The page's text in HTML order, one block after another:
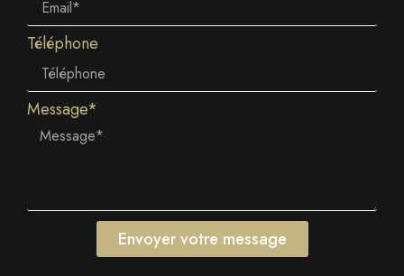
Téléphone
Message*
Envoyer votre message